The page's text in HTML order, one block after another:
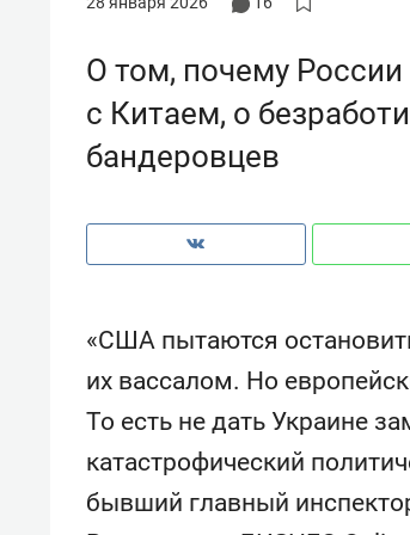
О том, почему
с Китаем, о
бандеровцев
«США пытаются
их вассалом. Но
То есть не дать Украине
катастрофический
бывший главный
Рекомендуем
Падел, фитнес, танцы и
ниндзя-зал: как ТРЦ